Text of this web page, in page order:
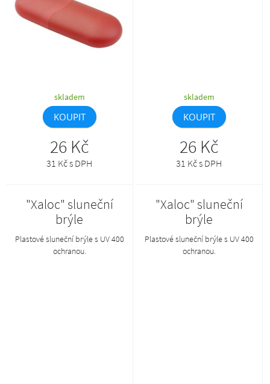
skladem
KOUPIT
26 Kč
31 Kč s DPH
skladem
KOUPIT
26 Kč
31 Kč s DPH
"Xaloc" sluneční
brýle
Plastové sluneční brýle s UV 400
ochranou.
"Xaloc" sluneční
brýle
Plastové sluneční brýle s UV 400
ochranou.